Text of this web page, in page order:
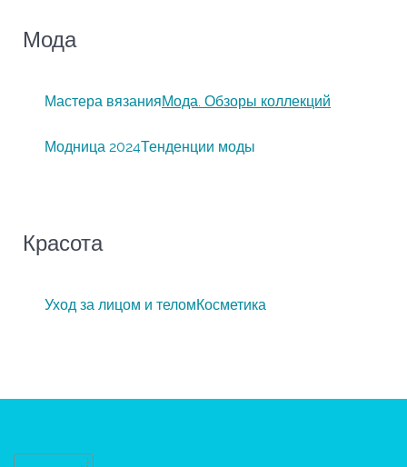
Мода
Мастера вязанияМода. Обзоры коллекций
Модница 2024Тенденции моды
Красота
Уход за лицом и теломКосметика